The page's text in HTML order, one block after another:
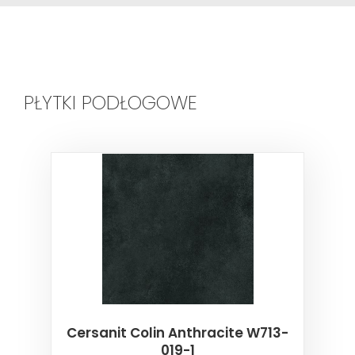
PŁYTKI PODŁOGOWE
Cersanit Colin Anthracite W713-
019-1